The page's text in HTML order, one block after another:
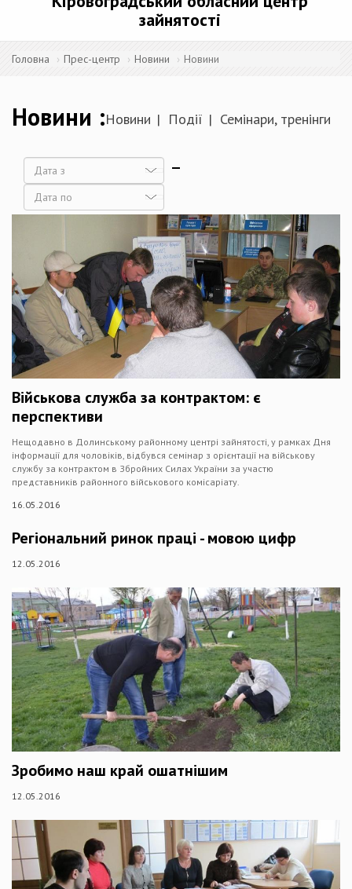
зайнятості
Головна Прес-центр Новини Новини
Новини Новини Події Семінари, тренінги
Дата
Дата
Військова служба за контрактом: є
перспективи
Нещодавно в Долинському районному центрі зайнятості, у рамках Дня
інформації для чоловіків, відбувся семінар з орієнтації на військову
службу за контрактом в Збройних Силах України за участю
представників районного військового комісаріату.
16.05.2016
Регіональний ринок праці - мовою цифр
12.05.2016
Зробимо наш край ошатнішим
12.05.2016